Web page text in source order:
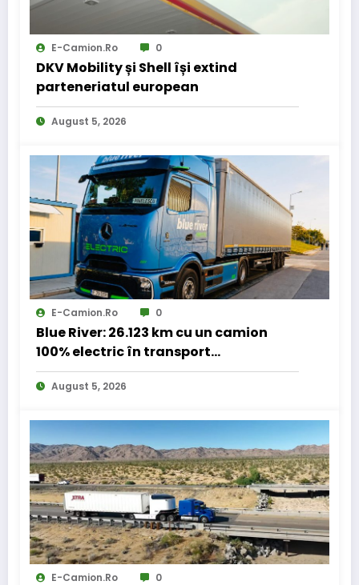
E-Camion.ro 0
DKV Mobility și Shell își extind
parteneriatul european
August 5, 2026
E-Camion.ro 0
Blue River: 26.123 km cu un camion
100% electric în transport
internațional
August 5, 2026
E-Camion.ro 0